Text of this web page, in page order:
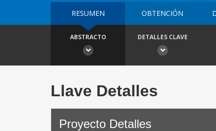
RESUMEN OBTENCIÓN
ABSTRACTO DETALLES CLAVE
Llave Detalles
Proyecto Detalles